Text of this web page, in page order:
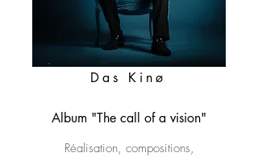
Das Kinø
Album "The call of a vision"
Réalisation, compositions,